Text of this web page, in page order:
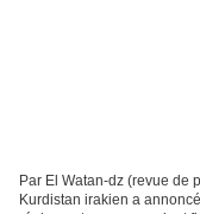
Par El Watan-dz (revue de
Kurdistan irakien a